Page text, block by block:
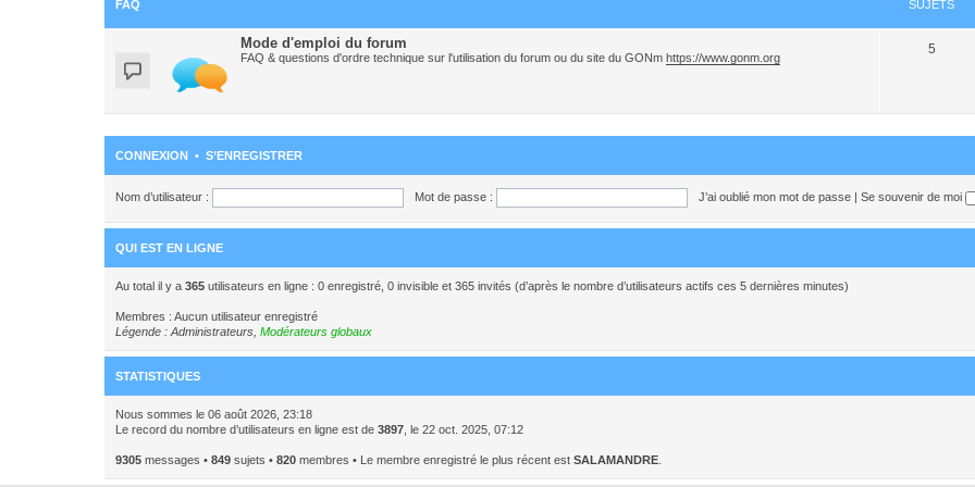
FAQ SUJETS
Mode d'emploi du forum
FAQ & questions d'ordre technique sur l'utilisation du forum ou du site du GONm https://www.gonm.org
5
CONNEXION • S’ENREGISTRER
Nom d’utilisateur : Mot de passe : J’ai oublié mon mot de passe | Se souvenir de moi
QUI EST EN LIGNE
Au total il y a 365 utilisateurs en ligne : 0 enregistré, 0 invisible et 365 invités (d’après le nombre d’utilisateurs actifs ces 5 dernières minutes)
Membres : Aucun utilisateur enregistré
Légende : Administrateurs Modérateurs globaux
STATISTIQUES
Nous sommes le 06 août 2026, 23:18
Le record du nombre d’utilisateurs en ligne est de 3897 , le 22 oct. 2025, 07:12
9305 messages • 849 sujets • 820 membres • Le membre enregistré le plus récent est SALAMANDRE